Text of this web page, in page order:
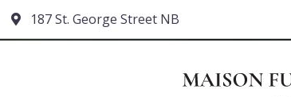
187 St. George Street NB